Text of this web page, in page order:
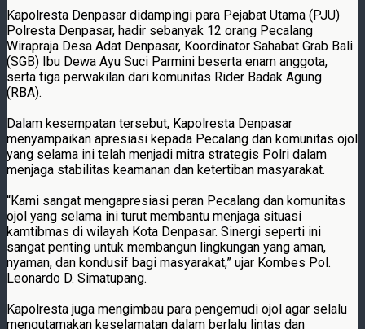
Kapolresta Denpasar didampingi para Pejabat Utama (PJU)
Polresta Denpasar, hadir sebanyak 12 orang Pecalang
Wirapraja Desa Adat Denpasar, Koordinator Sahabat Grab Bali
(SGB) Ibu Dewa Ayu Suci Parmini beserta enam anggota,
serta tiga perwakilan dari komunitas Rider Badak Agung
(RBA).
Dalam kesempatan tersebut, Kapolresta Denpasar
menyampaikan apresiasi kepada Pecalang dan komunitas ojol
yang selama ini telah menjadi mitra strategis Polri dalam
menjaga stabilitas keamanan dan ketertiban masyarakat.
“Kami sangat mengapresiasi peran Pecalang dan komunitas
ojol yang selama ini turut membantu menjaga situasi
kamtibmas di wilayah Kota Denpasar. Sinergi seperti ini
sangat penting untuk membangun lingkungan yang aman,
nyaman, dan kondusif bagi masyarakat,” ujar Kombes Pol.
Leonardo D. Simatupang.
Kapolresta juga mengimbau para pengemudi ojol agar selalu
mengutamakan keselamatan dalam berlalu lintas dan